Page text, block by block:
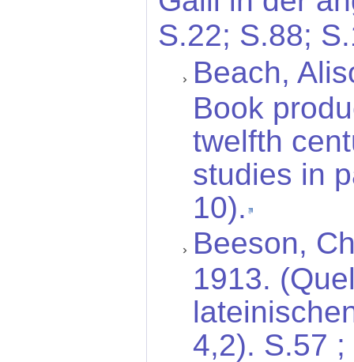
S.22; S.88;
Beach,
Book
twelfth
studies in
10).
Beeson,
1913.
4,2). S.57